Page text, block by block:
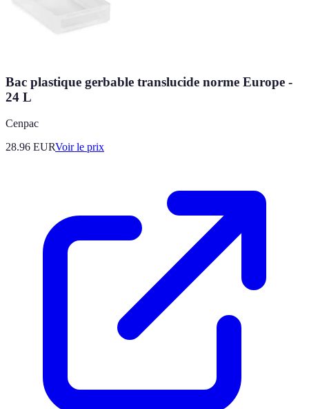
Bac plastique gerbable translucide norme Europe -
24 L
Cenpac
28.96 EURVoir le prix